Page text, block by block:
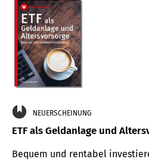
NEUERSCHEINUNG
ETF als Geldanlage und
Bequem und rentabel